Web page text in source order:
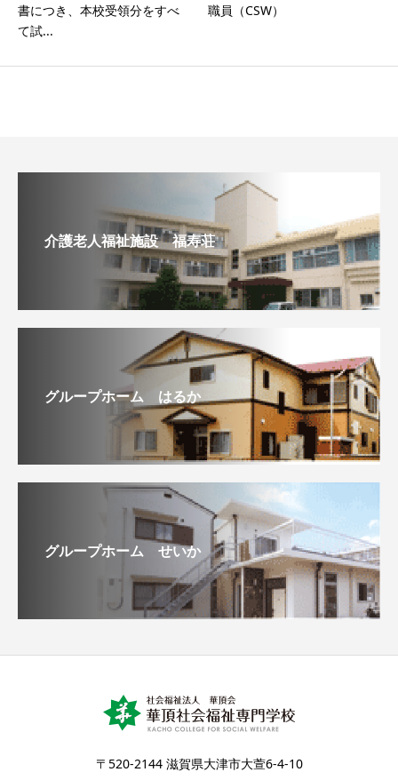
書につき、本校受領分をすべ
て試...
職員（CSW）
介護老人福祉施設 福寿荘
グループホーム はるか
グループホーム せいか
〒520-2144 滋賀県大津市大萱6-4-10